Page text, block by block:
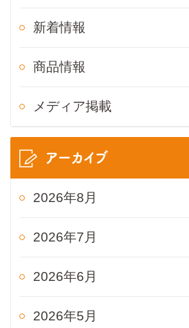
新着情報
商品情報
メディア掲載
アーカイブ
2026年8月
2026年7月
2026年6月
2026年5月